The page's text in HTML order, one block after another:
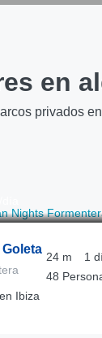
en
privados
24 m 1
48
Ibiza